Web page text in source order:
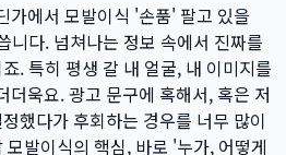
가에서 모발이식 '손품' 팔고 있을
니다. 넘쳐나는 정보 속에서 진짜를
. 특히 평생 갈 내 얼굴, 내 이미지를
더욱요. 광고 문구에 혹해서, 혹은 저
했다가 후회하는 경우를 너무 많이
발이식의 핵심, 바로 '누가, 어떻게